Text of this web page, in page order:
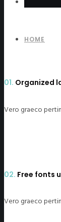
HOME
01. Organized
Vero graeco
02. Free fonts
Vero graeco